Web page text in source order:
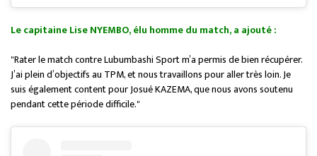
Le capitaine Lise NYEMBO, élu homme du match, a ajouté :
"Rater le match contre Lubumbashi Sport m’a permis de bien récupérer.
J’ai plein d’objectifs au TPM, et nous travaillons pour aller très loin. Je
suis également content pour Josué KAZEMA, que nous avons soutenu
pendant cette période difficile."